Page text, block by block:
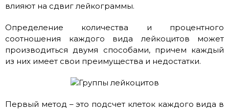
влияют на сдвиг лейкограммы.
Определение количества и процентного
соотношения каждого вида лейкоцитов может
производиться двумя способами, причем каждый
из них имеет свои преимущества и недостатки.
Первый метод – это подсчет клеток каждого вида в